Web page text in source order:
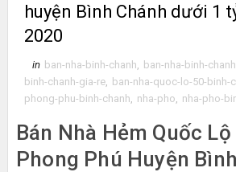
huyện Bình Chánh dưới 1
2020
in ban-nha-binh-chanh, ban-nha-binh-
binh-chanh-gia-re, ban-nha-quoc-lo-50-binh-
phong-phu-binh-chanh, nha-pho, nha-pho-
Bán Nhà Hẻm Quốc Lộ
Phong Phú Huyện